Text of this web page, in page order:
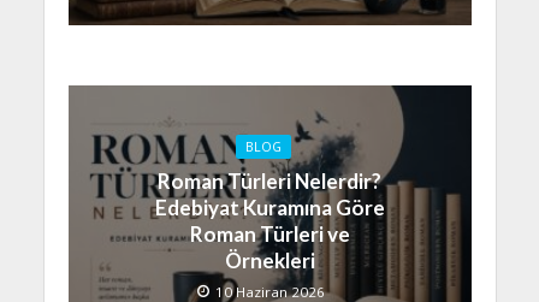
BLOG
Roman Türleri Nelerdir?
Edebiyat Kuramına Göre
Roman Türleri ve
Örnekleri
10 Haziran 2026